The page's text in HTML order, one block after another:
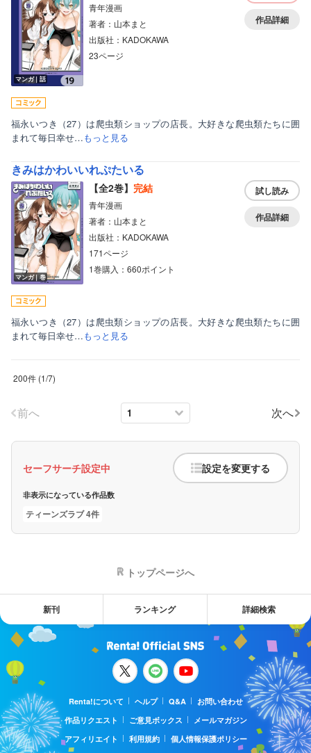
マンガ｜話
青年漫画
著者：山本まと
出版社：KADOKAWA
23ページ
作品詳細
福永いつき（27）は爬虫類ショップの店長。大好きな爬虫類たちに囲
まれて毎日幸せ…もっと見る
きみはかわいいれぷたいる
マンガ｜巻
【全2巻】 完結
青年漫画
著者：山本まと
出版社：KADOKAWA
171ページ
1巻購入：660ポイント
試し読み
作品詳細
福永いつき（27）は爬虫類ショップの店長。大好きな爬虫類たちに囲
まれて毎日幸せ…もっと見る
200件 (1/7)
前へ 次へ
セーフサーチ設定中 設定を変更する
非表示になっている作品数
ティーンズラブ 4件
トップページへ
新刊 ランキング 詳細検索
Renta!について ヘルプ Q&A
お問い合わせ
作品リクエスト
ご意見ボックス
メールマガジン
アフィリエイト
利用規約
個人情報保護ポリシー